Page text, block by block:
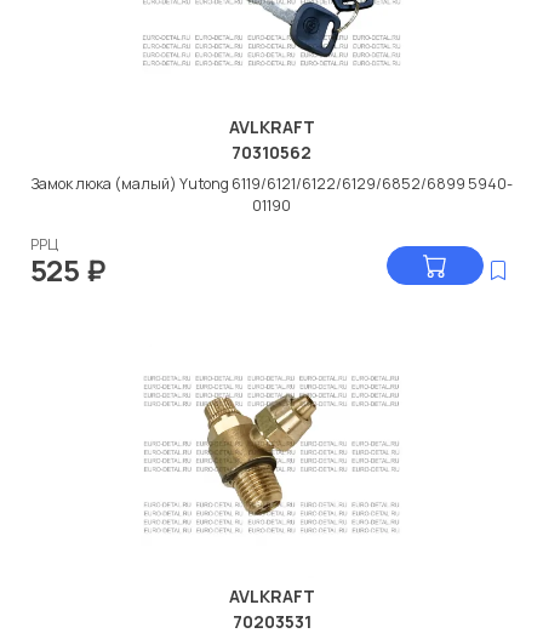
AVLKRAFT
70310562
Замок люка (малый) Yutong 6119/6121/6122/6129/6852/6899 5940-
01190
РРЦ
525 ₽
AVLKRAFT
70203531